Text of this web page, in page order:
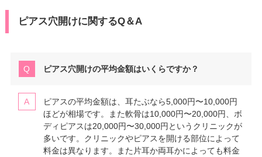
ピアス穴開けに関するQ＆A
ピアス穴開けの平均金額はいくらですか？
ピアスの平均金額は、耳たぶなら5,000円〜10,000円
ほどが相場です。また軟骨は10,000円〜20,000円、ボ
ディピアスは20,000円〜30,000円というクリニックが
多いです。クリニックやピアスを開ける部位によって
料金は異なります。また片耳か両耳かによっても料金